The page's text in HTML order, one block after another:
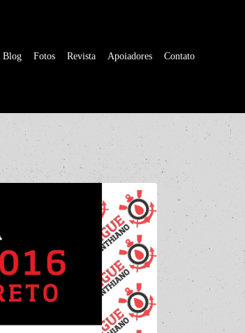
Blog Fotos Revista Apoiadores Contato